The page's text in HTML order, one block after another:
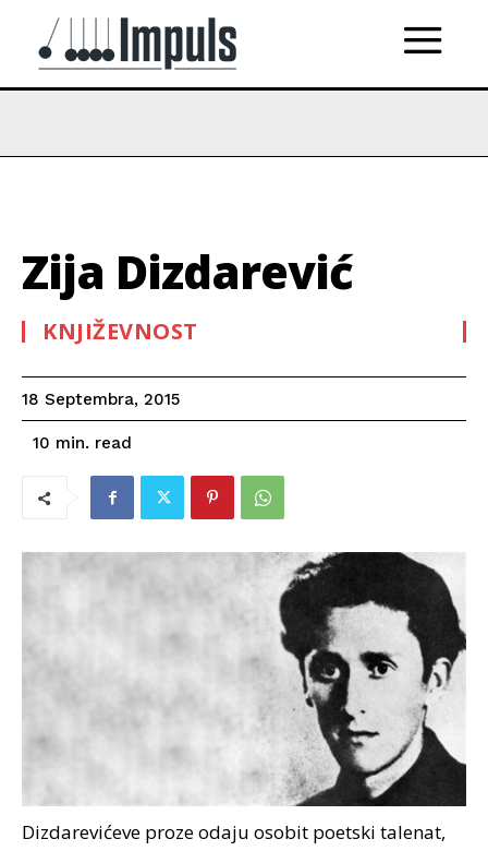
Zija Dizdarević
KNJIŽEVNOST
18 Septembra, 2015
10 min. read
Dizdarevićeve proze odaju osobit poetski talenat,